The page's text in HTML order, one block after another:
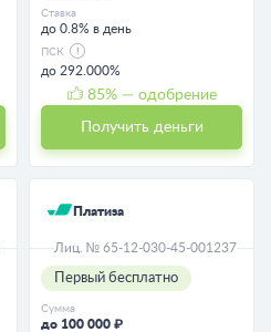
Ставка
до 0.8% в день
ПСК
до 292.000%
85% — одобрение
Получить деньги
Платиза
Лиц. № 65-12-030-45-001237
Первый бесплатно
Сумма
до 100 000 ₽